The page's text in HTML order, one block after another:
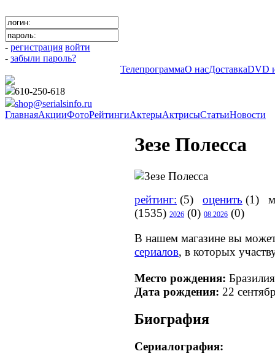
- регистрация войти
- забыли пароль?
ТелепрограммаО насДоставкаDVD
610-250-618
shop@serialsinfo.ru
ГлавнаяАкцииФотоРейтингиАктерыАктрисыСтатьиНовости
Зезе Полесса
рейтинг: (5) оценить (1)
(1535) 2026 (0) 08.2026 (0)
В нашем магазине вы
сериалов, в которых
Место рождения: Бразилия
Дата рождения: 22
Биография
Сериалография: